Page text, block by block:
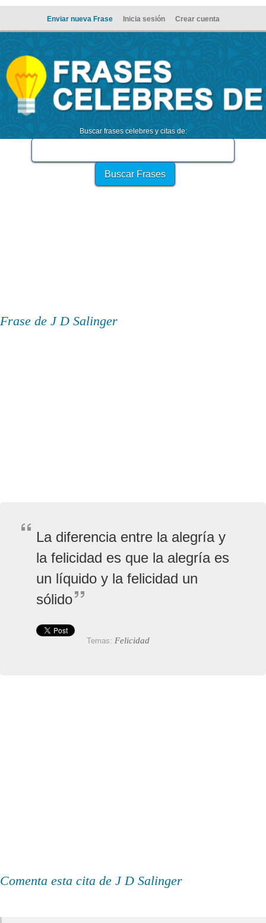
Enviar nueva Frase Inicia sesión Crear cuenta
Buscar frases celebres y citas de:
Frase de J D Salinger
La diferencia entre la alegría y
la felicidad es que la alegría es
un líquido y la felicidad un
sólido
Temas: Felicidad
Comenta esta cita de J D Salinger